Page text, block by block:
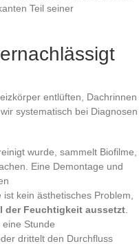
Teil seiner
entlüften, Dachrinnen
systematisch bei Diagnosen
wurde, sammelt Biofilme,
Eine Demontage und
kein ästhetisches Problem,
der Feuchtigkeit aussetzt
Stunde
drittelt den Durchfluss